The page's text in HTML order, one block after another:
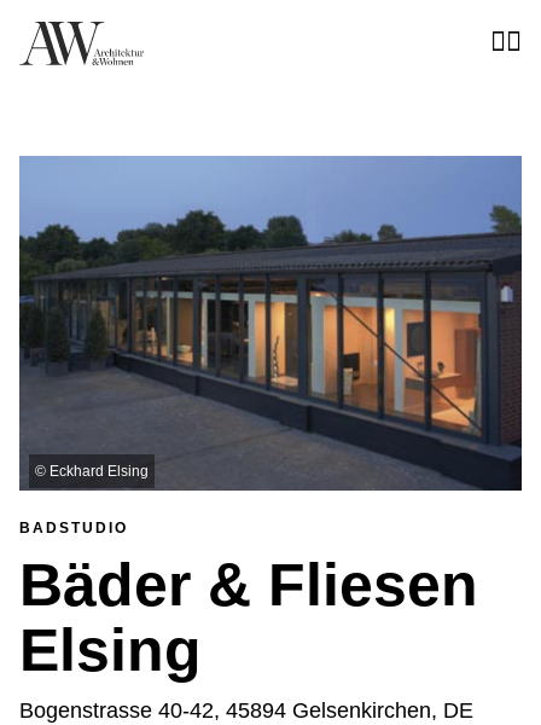
© Eckhard Elsing
BADSTUDIO
Bäder & Fliesen
Elsing
Bogenstrasse 40-42, 45894 Gelsenkirchen, DE